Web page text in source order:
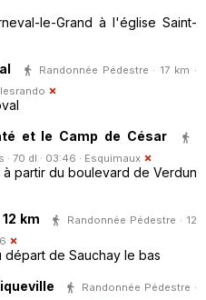
le-Grand à l'église Saint-
Randonnée Pédestre · 17 km ·
et le Camp de César
70 dl · 03:46 · Esquimaux
partir du boulevard de Verdun
km
Randonnée Pédestre · 12
départ de Sauchay le bas
Randonnée Pédestre ·